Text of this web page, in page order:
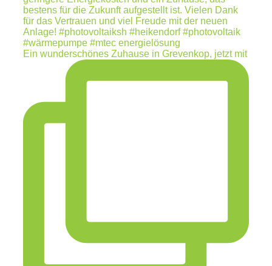
Ein wunderschönes Zuhause in Grevenkop, jetzt mit